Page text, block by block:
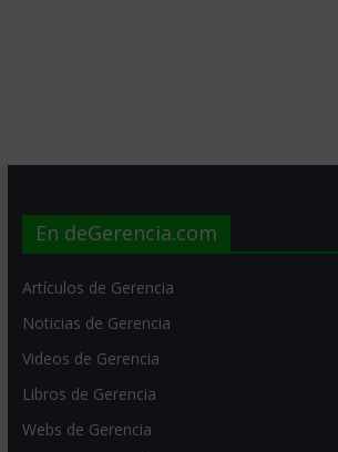
En deGerencia.com
Artículos de Gerencia
Noticias de Gerencia
Videos de Gerencia
Libros de Gerencia
Webs de Gerencia